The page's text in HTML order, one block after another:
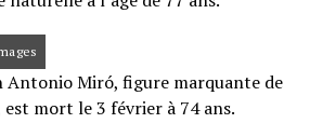
Antonio Miró, figure marquante de
est mort le 3 février à 74 ans.